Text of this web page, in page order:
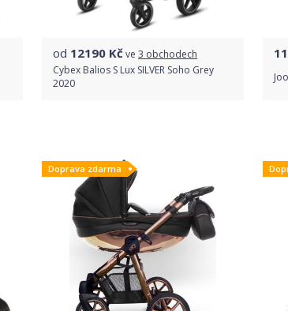
od 12190 Kčve 3 obchodech
Cybex Balios S Lux SILVER Soho Grey
2020
Doprava zdarma